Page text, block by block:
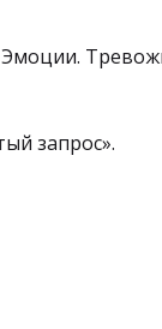
запрос».